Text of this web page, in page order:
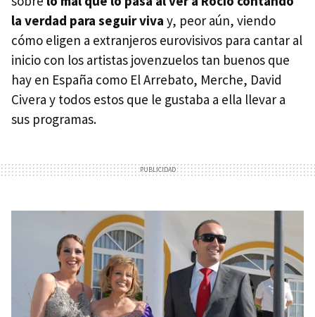
la verdad para seguir viva y, peor aún, viendo
cómo eligen a extranjeros eurovisivos para cantar al
inicio con los artistas jovenzuelos tan buenos que
hay en España como El Arrebato, Merche, David
Civera y todos estos que le gustaba a ella llevar a
sus programas.